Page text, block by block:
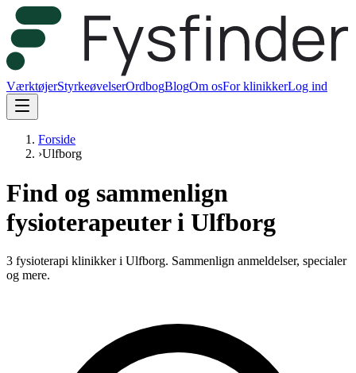
VærktøjerStyrkeøvelserOrdbogBlogOm osFor klinikkerLog ind
Forside
›Ulfborg
Find og sammenlign
fysioterapeuter i Ulfborg
3 fysioterapi klinikker i Ulfborg. Sammenlign anmeldelser, specialer
og mere.